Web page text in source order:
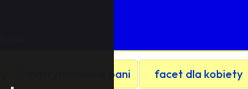
roku
matrymonialne pani facet dla kobiety